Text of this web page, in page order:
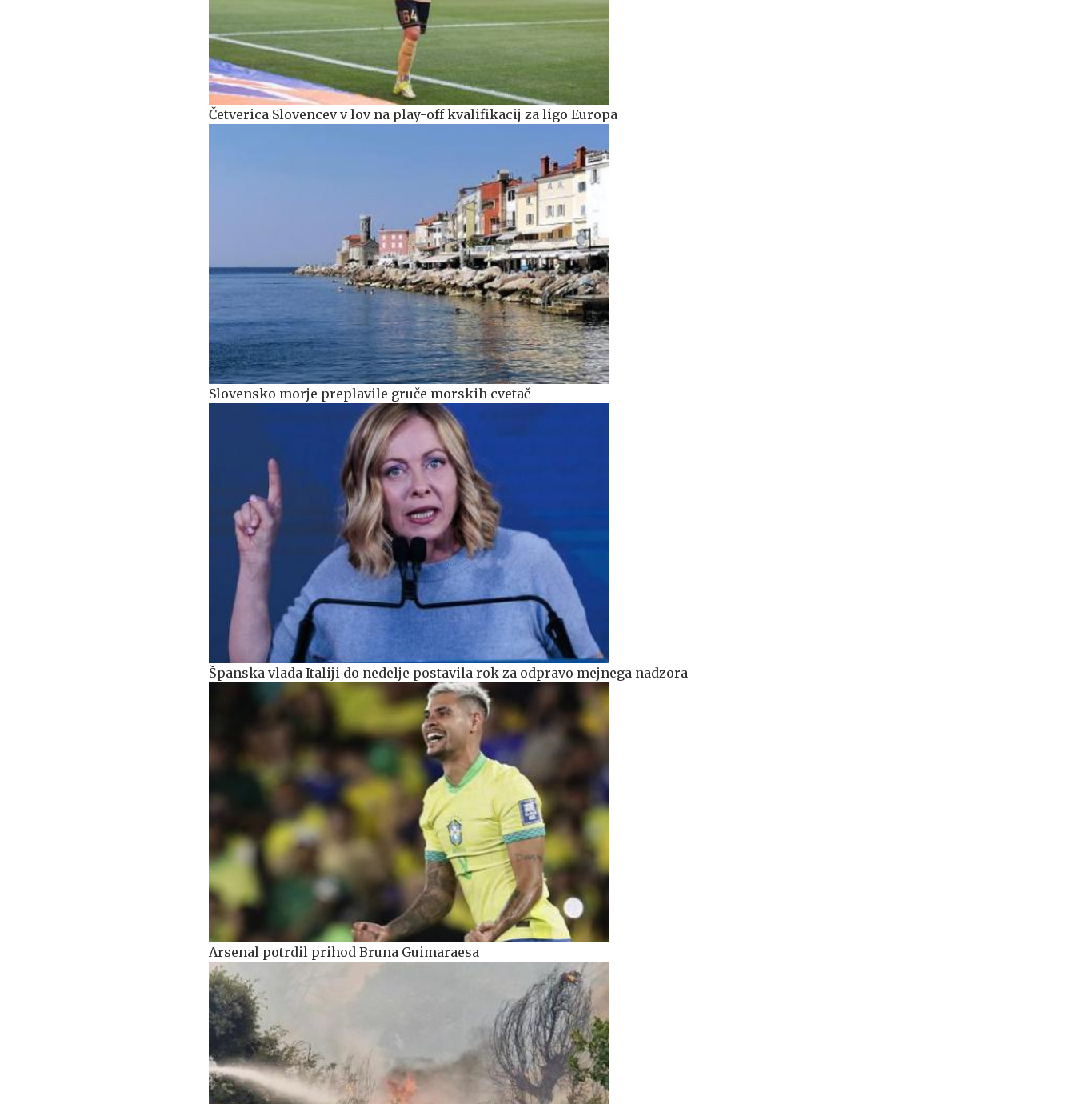
Četverica Slovencev v lov na play-off kvalifikacij za ligo Europa
Slovensko morje preplavile gruče morskih cvetač
Španska vlada Italiji do nedelje postavila rok za odpravo mejnega nadzora
Arsenal potrdil prihod Bruna Guimaraesa